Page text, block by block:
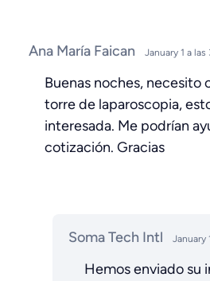
Ana María Faican January 1 a las
Buenas noches, necesito
torre de laparoscopia,
interesada. Me podrían
cotización. Gracias
Soma Tech Intl January
Hemos enviado su